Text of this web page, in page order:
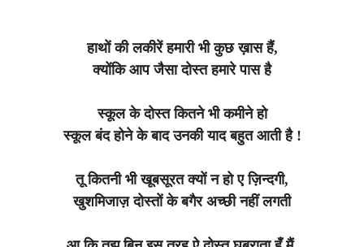
हाथों की लकीरें हमारी भी कुछ ख़ास हैं,
क्योंकि आप जैसा दोस्त हमारे पास है
स्कूल के दोस्त कितने भी कमीने हो
स्कूल बंद होने के बाद उनकी याद बहुत आती है !
तू कितनी भी खूबसूरत क्यों न हो ए ज़िन्दगी,
खुशमिजाज़ दोस्तों के बगैर अच्छी नहीं लगती